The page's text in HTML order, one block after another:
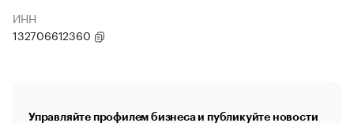
ИНН
132706612360
Управляйте профилем бизнеса и публикуйте новости